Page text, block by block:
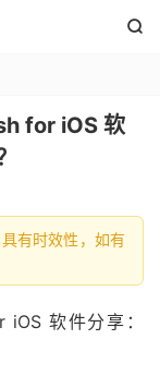

for iOS 软
有时效性，如有
软件分享：